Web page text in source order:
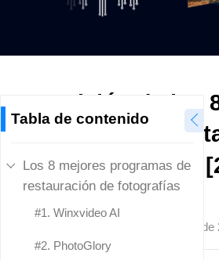
Tabla de contenido
Los 8 mejores programas de
restauración de fotografías
#1. Winxvideo AI
#2. PhotoGlory
Revisión de los
programas de
fotografías
Rob Jonson
2 de febrero de